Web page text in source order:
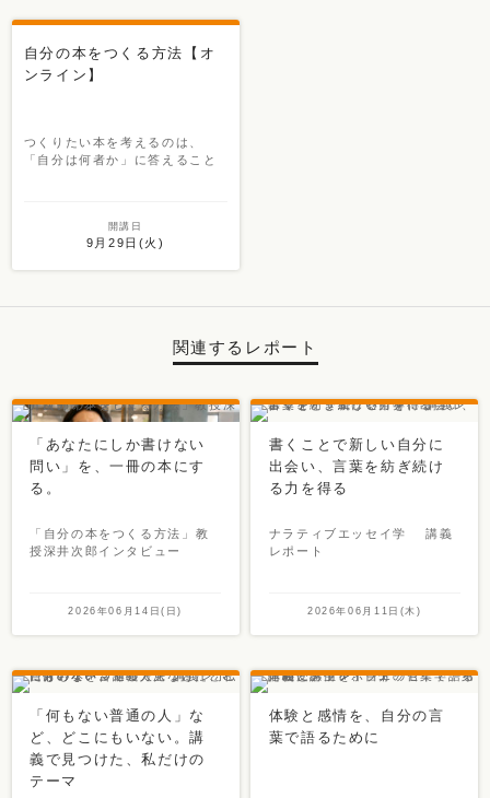
自分の本をつくる方法【オ
ンライン】
つくりたい本を考えるのは、
「自分は何者か」に答えること
開講日
9月29日(火)
関連するレポート
「あなたにしか書けない
問い」を、一冊の本にす
る。
「自分の本をつくる方法」教
授深井次郎インタビュー
2026年06月14日(日)
書くことで新しい自分に
出会い、言葉を紡ぎ続け
る力を得る
ナラティブエッセイ学 講義
レポート
2026年06月11日(木)
「何もない普通の人」な
ど、どこにもいない。講
義で見つけた、私だけの
テーマ
体験と感情を、自分の言
葉で語るために